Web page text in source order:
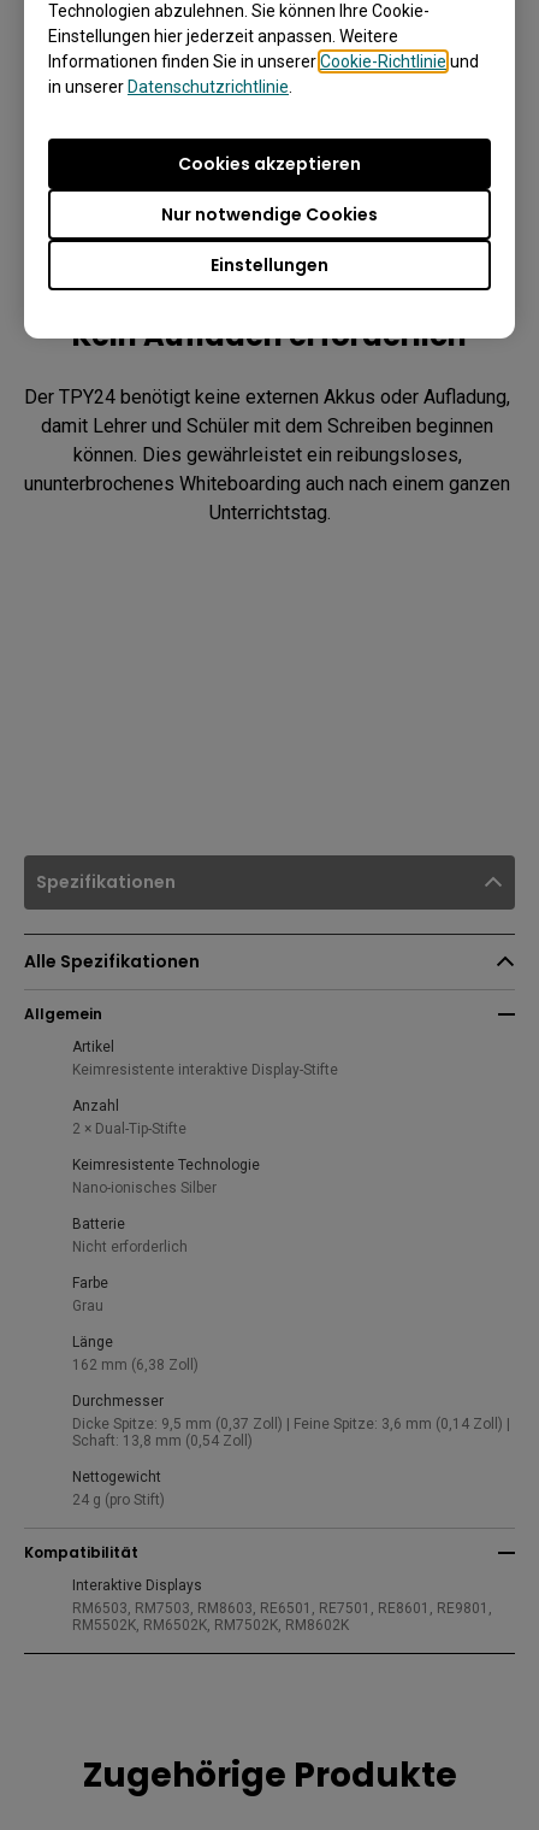
Kein Aufladen erforderlich
Der TPY24 benötigt keine externen Akkus oder Aufladung,
damit Lehrer und Schüler mit dem Schreiben beginnen
können. Dies gewährleistet ein reibungsloses,
ununterbrochenes Whiteboarding auch nach einem ganzen
Unterrichtstag.
Spezifikationen
Alle Spezifikationen
Allgemein
Artikel
Keimresistente interaktive Display-Stifte
Anzahl
2 × Dual-Tip-Stifte
Keimresistente Technologie
Nano-ionisches Silber
Batterie
Nicht erforderlich
Farbe
Grau
Länge
162 mm (6,38 Zoll)
Durchmesser
Dicke Spitze: 9,5 mm (0,37 Zoll) | Feine Spitze: 3,6 mm (0,14 Zoll) |
Schaft: 13,8 mm (0,54 Zoll)
Nettogewicht
24 g (pro Stift)
Kompatibilität
Interaktive Displays
RM6503, RM7503, RM8603, RE6501, RE7501, RE8601, RE9801,
RM5502K, RM6502K, RM7502K, RM8602K
Zugehörige Produkte
Technologien abzulehnen. Sie können Ihre Cookie-
Einstellungen hier jederzeit anpassen. Weitere
Informationen finden Sie in unsererCookie-Richtlinie und
in unserer Datenschutzrichtlinie
Einstellungen
Nur notwendige Cookies
Cookies akzeptieren